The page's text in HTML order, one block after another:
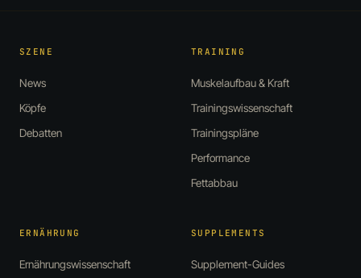
SZENE
News
Köpfe
Debatten
TRAINING
Muskelaufbau & Kraft
Trainingswissenschaft
Trainingspläne
Performance
Fettabbau
ERNÄHRUNG
Ernährungswissenschaft
SUPPLEMENTS
Supplement-Guides